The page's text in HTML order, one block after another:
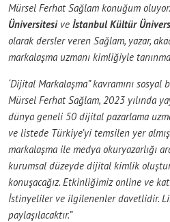
Mürsel Ferhat Sağlam konuğum
Üniversitesi ve İstanbul Kültür
olarak dersler veren Sağlam, yazar,
markalaşma uzmanı kimliğiyle
‘Dijital Markalaşma” kavramını
Mürsel Ferhat Sağlam, 2023 yılında
dünya geneli 50 dijital pazarlama
ve listede Türkiye’yi temsilen yer
markalaşma ile medya okuryazarlığı
kurumsal düzeyde dijital kimlik
konuşacağız. Etkinliğimiz online ve
İstinyeliler ve ilgilenenler davetlidir.
paylaşılacaktır.”